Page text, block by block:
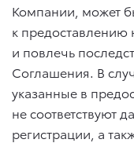
Компании, может
к
и повлечь
Соглашения. В
указанные в
не соответствуют
регистрации, а